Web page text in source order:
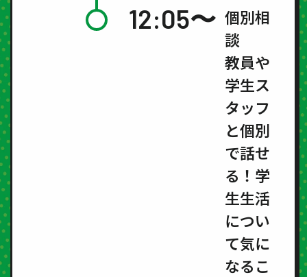
12:05〜 個別相
談
教員や
学生ス
タッフ
と個別
で話せ
る！学
生生活
につい
て気に
なるこ